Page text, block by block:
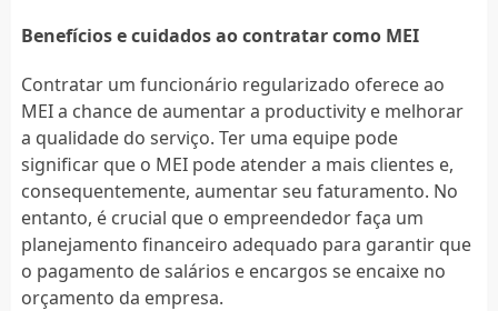
Benefícios e cuidados ao contratar como MEI
Contratar um funcionário regularizado oferece ao
MEI a chance de aumentar a productivity e melhorar
a qualidade do serviço. Ter uma equipe pode
significar que o MEI pode atender a mais clientes e,
consequentemente, aumentar seu faturamento. No
entanto, é crucial que o empreendedor faça um
planejamento financeiro adequado para garantir que
o pagamento de salários e encargos se encaixe no
orçamento da empresa.